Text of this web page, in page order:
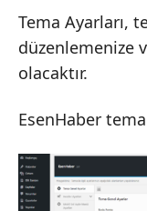
Tema Ayarları,
düzenlemenize
olacaktır.
EsenHaber tema